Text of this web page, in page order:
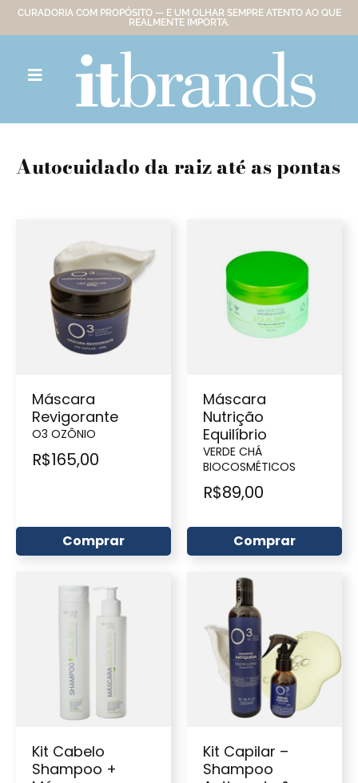
CURADORIA COM PROPÓSITO — E UM OLHAR SEMPRE ATENTO AO QUE
REALMENTE IMPORTA.
Autocuidado da raiz até as pontas
Máscara
Revigorante
O3 OZÔNIO
R$165,00
Comprar
Máscara
Nutrição
Equilíbrio
VERDE CHÁ
BIOCOSMÉTICOS
R$89,00
Comprar
Kit Cabelo
Shampoo +
Kit Capilar –
Shampoo